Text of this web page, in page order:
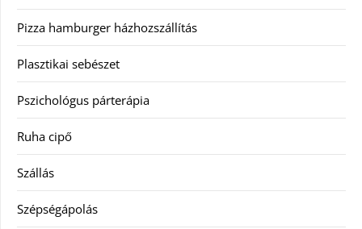
Pizza hamburger házhozszállítás
Plasztikai sebészet
Pszichológus párterápia
Ruha cipő
Szállás
Szépségápolás